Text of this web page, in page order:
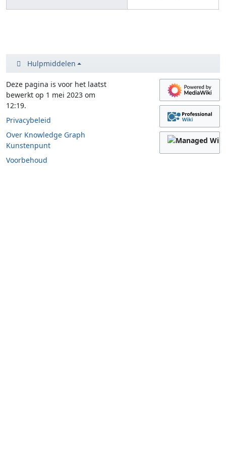
Hulpmiddelen
Deze pagina is voor het laatst
bewerkt op 1 mei 2023 om
12:19.
Privacybeleid
Over Knowledge Graph
Kunstenpunt
Voorbehoud